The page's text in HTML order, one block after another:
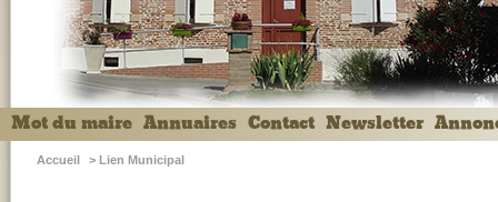
Mot du maire Annuaires Contact Newsletter
Accueil > Lien Municipal